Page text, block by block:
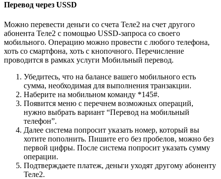
Перевод через USSD
Можно перевести деньги со счета Теле2 на счет другого
абонента Теле2 с помощью USSD-запроса со своего
мобильного. Операцию можно провести с любого телефона,
хоть со смартфона, хоть с кнопочного. Перечисление
проводится в рамках услуги Мобильный перевод.
Убедитесь, что на балансе вашего мобильного есть
сумма, необходимая для выполнения транзакции.
Наберите на мобильном команду *145#.
Появится меню с перечнем возможных операций,
нужно выбрать вариант “Перевод на мобильный
телефон”.
Далее система попросит указать номер, который вы
хотите пополнить. Пишите его без пробелов, можно без
первой цифры. После система попросит указать сумму
операции.
Подтверждаете платеж, деньги уходят другому абоненту
Теле2.